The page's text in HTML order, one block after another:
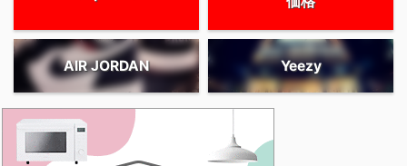
AIR JORDAN Yeezy